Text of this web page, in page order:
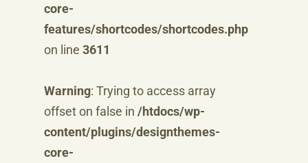
core-
features/shortcodes/shortcodes.php
on line 3611
Warning: Trying to access array
offset on false in /htdocs/wp-
content/plugins/designthemes-
core-